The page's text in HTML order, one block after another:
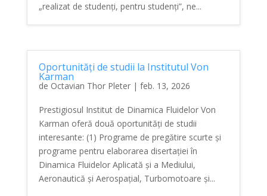
„realizat de studenți, pentru studenți”, ne...
Oportunități de studii la Institutul Von
Karman
de Octavian Thor Pleter| feb. 13, 2026
Prestigiosul Institut de Dinamica Fluidelor Von
Karman oferă două oportunități de studii
interesante: (1) Programe de pregătire scurte și
programe pentru elaborarea disertației în
Dinamica Fluidelor Aplicată și a Mediului,
Aeronautică și Aerospațial, Turbomotoare și...